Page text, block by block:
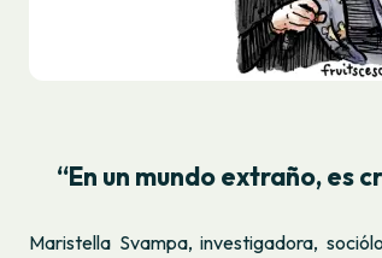
“En un mundo extraño, es
Maristella Svampa, investigadora,